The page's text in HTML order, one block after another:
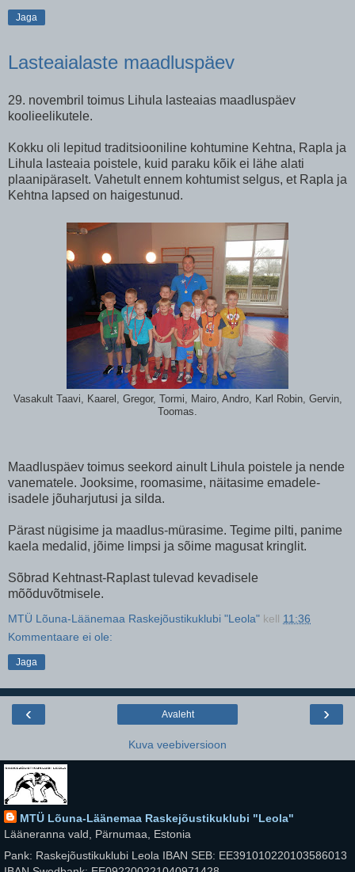
Jaga
Lasteaialaste maadluspäev
29. novembril toimus Lihula lasteaias maadluspäev
koolieelikutele.
Kokku oli lepitud traditsiooniline kohtumine Kehtna, Rapla ja
Lihula lasteaia poistele, kuid paraku kõik ei lähe alati
plaanipäraselt. Vahetult ennem kohtumist selgus, et Rapla ja
Kehtna lapsed on haigestunud.
Vasakult Taavi, Kaarel, Gregor, Tormi, Mairo, Andro, Karl Robin, Gervin,
Toomas.
Maadluspäev toimus seekord ainult Lihula poistele ja nende
vanematele. Jooksime, roomasime, näitasime emadele-
isadele jõuharjutusi ja silda.
Pärast nügisime ja maadlus-mürasime. Tegime pilti, panime
kaela medalid, jõime limpsi ja sõime magusat kringlit.
Sõbrad Kehtnast-Raplast tulevad kevadisele
mõõduvõtmisele.
MTÜ Lõuna-Läänemaa Raskejõustikuklubi "Leola" kell 11:36
Kommentaare ei ole:
Jaga
‹ ›
Avaleht
Kuva veebiversioon
MTÜ Lõuna-Läänemaa Raskejõustikuklubi "Leola"
Lääneranna vald, Pärnumaa, Estonia
Pank: Raskejõustikuklubi Leola IBAN SEB: EE391010220103586013